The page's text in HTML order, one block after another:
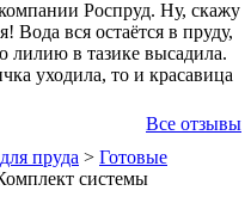
Роспруд. Ну, скажу
Вода вся остаётся в пруду,
лилию в тазике высадила.
уходила, то и красавица
Все отзывы
пруда > Готовые
системы